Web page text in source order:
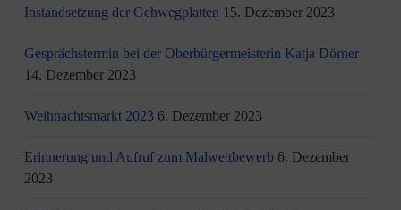
Instandsetzung der Gehwegplatten 15. Dezember 2023
Gesprächstermin bei der Oberbürgermeisterin Katja Dörner
14. Dezember 2023
Weihnachtsmarkt 2023 6. Dezember 2023
Erinnerung und Aufruf zum Malwettbewerb 6. Dezember
2023